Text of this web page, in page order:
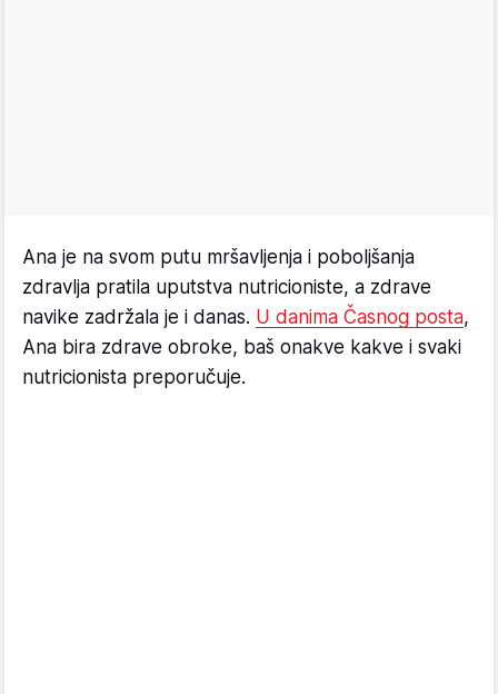
Ana je na svom putu mršavljenja i poboljšanja
zdravlja pratila uputstva nutricioniste, a zdrave
navike zadržala je i danas. U danima Časnog posta,
Ana bira zdrave obroke, baš onakve kakve i svaki
nutricionista preporučuje.